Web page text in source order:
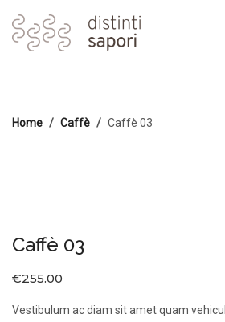
Home Caffè Caffè 03
Caffè 03
€255.00
Vestibulum ac diam sit amet quam